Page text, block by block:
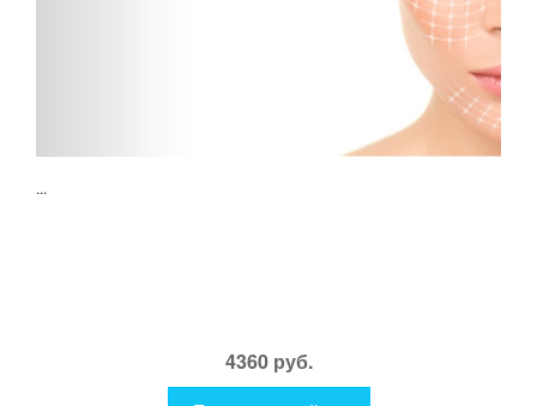
...
4360 руб.